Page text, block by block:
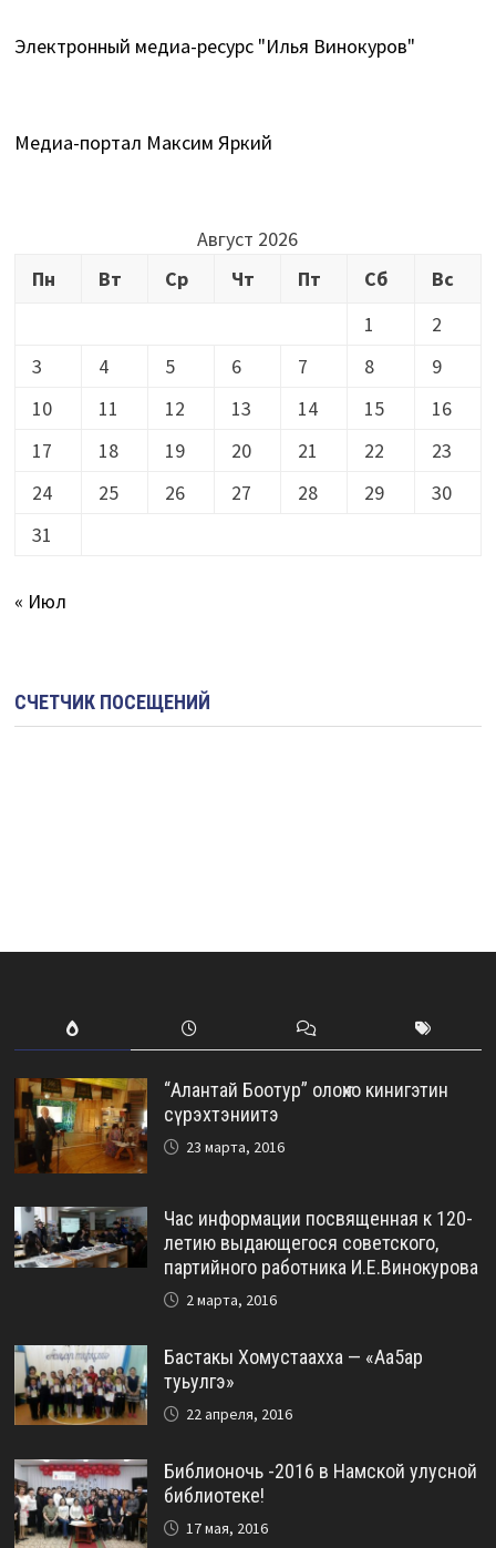
Электронный медиа-ресурс "Илья Винокуров"
Медиа-портал Максим Яркий
Август 2026
Пн
Вт Ср Чт Пт Сб
Вс
1
2
3
4 5 6 7 8
9
10
11 12 13 14 15
16
17
18 19 20 21 22
23
24
25 26 27 28 29
30
31
« Июл
СЧЕТЧИК ПОСЕЩЕНИЙ
“Алантай Боотур” олоҥхо кинигэтин
сүрэхтэниитэ
23 марта, 2016
Час информации посвященная к 120-
летию выдающегося советского,
партийного работника И.Е.Винокурова
2 марта, 2016
Бастакы Хомустаахха — «Аа5ар
туьулгэ»
22 апреля, 2016
Библионочь -2016 в Намской улусной
библиотеке!
17 мая, 2016